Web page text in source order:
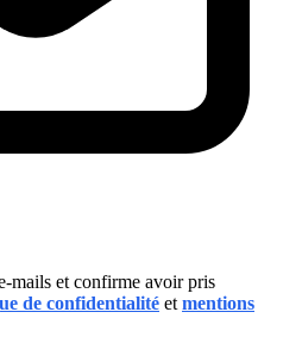
mails et confirme avoir pris
de confidentialité et mentions